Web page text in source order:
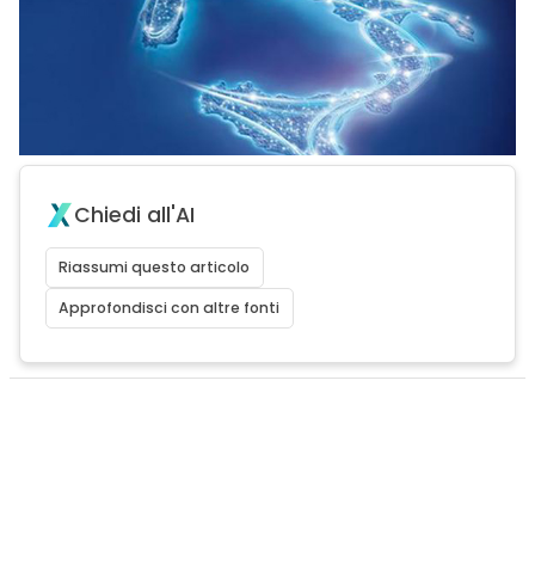
Chiedi all'AI
Riassumi questo articolo
Approfondisci con altre fonti